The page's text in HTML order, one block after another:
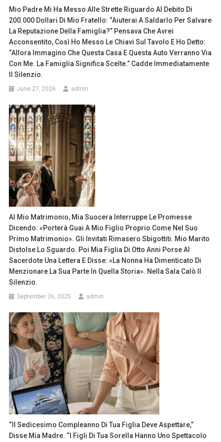
Mio Padre Mi Ha Messo Alle Strette Riguardo Al Debito Di
200.000 Dollari Di Mio Fratello: “Aiuterai A Saldarlo Per Salvare
La Reputazione Della Famiglia?” Pensava Che Avrei
Acconsentito, Così Ho Messo Le Chiavi Sul Tavolo E Ho Detto:
“Allora Immagino Che Questa Casa E Questa Auto Verranno Via
Con Me. La Famiglia Significa Scelte.” Cadde Immediatamente
Il Silenzio.
June 27, 2026 admin
Al Mio Matrimonio, Mia Suocera Interruppe Le Promesse
Dicendo: «Porterà Guai A Mio Figlio Proprio Come Nel Suo
Primo Matrimonio». Gli Invitati Rimasero Sbigottiti. Mio Marito
Distolse Lo Sguardo. Poi Mia Figlia Di Otto Anni Porse Al
Sacerdote Una Lettera E Disse: «La Nonna Ha Dimenticato Di
Menzionare La Sua Parte In Quella Storia». Nella Sala Calò Il
Silenzio.
September 26, 2025 admin
“Il Sedicesimo Compleanno Di Tua Figlia Deve Aspettare,”
Disse Mia Madre. “I Figli Di Tua Sorella Hanno Uno Spettacolo